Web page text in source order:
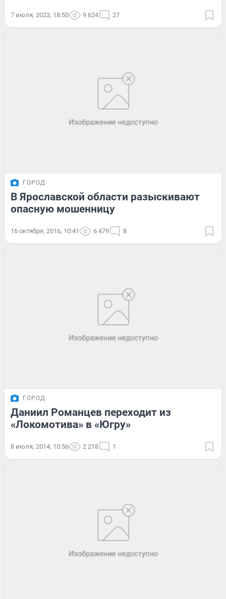
7 июля, 2023, 18:50 9 624 27
ГОРОД
В Ярославской области разыскивают
опасную мошенницу
16 октября, 2016, 10:41 6 479 8
ГОРОД
Даниил Романцев переходит из
«Локомотива» в «Югру»
8 июля, 2014, 10:56 2 218 1